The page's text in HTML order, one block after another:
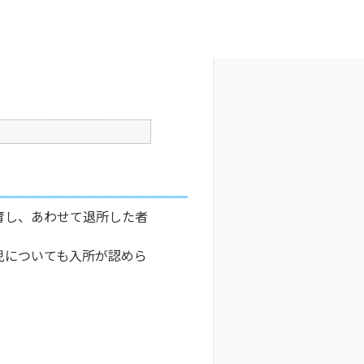
、あわせて退所した者
ついても入所が認めら